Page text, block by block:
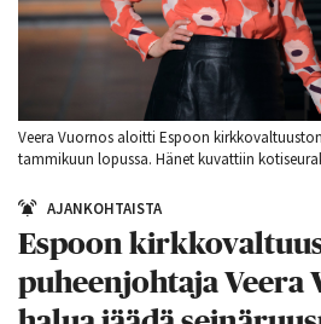
Veera Vuornos aloitti Espoon
tammikuun lopussa. Hänet kuvattiin
AJANKOHTAISTA
Espoon
puheenjohtaja Veera